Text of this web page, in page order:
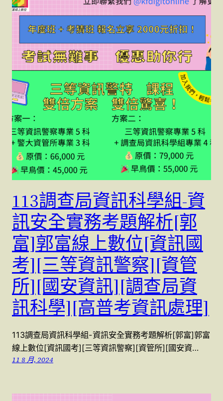
113調查局資訊科學組-資
訊安全實務考題解析[郭
富]郭富線上數位[資訊國
考][三等資訊警察][資管
所][國安資訊][調查局資
訊科學][高普考資訊處理]
113調查局資訊科學組-資訊安全實務考題解析[郭富]郭富
線上數位[資訊國考][三等資訊警察][資管所][國安資…
11 8 月, 2024